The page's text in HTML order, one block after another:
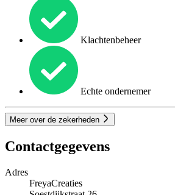
Klachtenbeheer
Echte ondernemer
Meer over de zekerheden
Contactgegevens
Adres
FreyaCreaties